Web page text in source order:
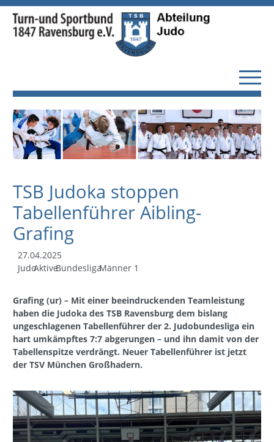
TSB Judoka stoppen
Tabellenführer Aibling-
Grafing
27.04.2025
JudoAktiveBundesligaMänner 1
Grafing (ur) – Mit einer beeindruckenden Teamleistung
haben die Judoka des TSB Ravensburg dem bislang
ungeschlagenen Tabellenführer der 2. Judobundesliga ein
hart umkämpftes 7:7 abgerungen – und ihn damit von der
Tabellenspitze verdrängt. Neuer Tabellenführer ist jetzt
der TSV München Großhadern.